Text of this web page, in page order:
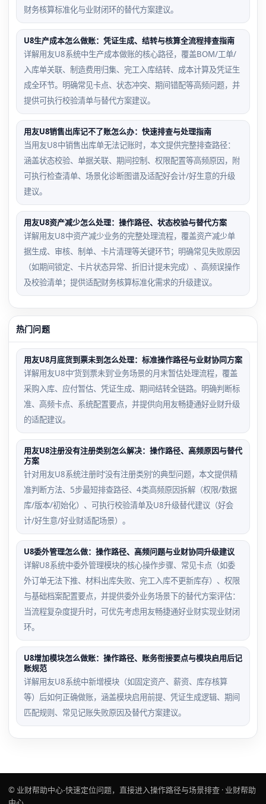
财务核算标准化与业财闭环的替代方案建议。
U8生产成本怎么做账：凭证生成、结转与核算全流程排查指南
详解用友U8系统中生产成本做账的核心路径，覆盖BOM/工单/
入库单关联、制造费用归集、完工入库结转、成本计算及凭证生
成全环节。明确常见卡点、状态冲突、期间错配等高频问题，并
提供可执行校验清单与替代方案建议。
用友U8销售出库记不了账怎么办：快速排查与处理指南
当用友U8中销售出库单无法记账时，本文提供完整排查路径：
涵盖状态校验、单据关联、期间控制、权限配置等高频原因，附
可执行检查清单、场景化诊断图谱及适配好会计/好生意的升级
建议。
用友U8资产减少怎么处理：操作路径、状态校验与替代方案
详解用友U8中资产减少业务的完整处理流程，覆盖资产减少单
据生成、审核、制单、卡片清理等关键环节；明确常见失败原因
（如期间锁定、卡片状态异常、折旧计提未完成）、高频误操作
及校验清单；提供适配财务核算标准化需求的升级建议。
热门问题
用友U8月底货到票未到怎么处理：标准操作路径与业财协同方案
详解用友U8中‘货到票未到’业务场景的月末暂估处理流程，覆盖
采购入库、应付暂估、凭证生成、期间结转全链路。明确判断标
准、高频卡点、系统配置要点，并提供向用友畅捷通好业财升级
的适配建议。
用友U8注册没有注册类别怎么解决：操作路径、高频原因与替代
方案
针对用友U8系统注册时‘没有注册类别’的典型问题，本文提供精
准判断方法、5步最短排查路径、4类高频原因拆解（权限/数据
库/版本/初始化）、可执行校验清单及U8升级替代建议（好会
计/好生意/好业财适配场景）。
U8委外管理怎么做：操作路径、高频问题与业财协同升级建议
详解U8系统中委外管理模块的核心操作步骤、常见卡点（如委
外订单无法下推、材料出库失败、完工入库不更新库存）、权限
与基础档案配置要点，并提供委外业务场景下的替代方案评估：
当流程复杂度提升时，可优先考虑用友畅捷通好业财实现业财闭
环。
U8增加模块怎么做账：操作路径、账务衔接要点与模块启用后记
账规范
详解用友U8系统中新增模块（如固定资产、薪资、库存核算
等）后如何正确做账，涵盖模块启用前提、凭证生成逻辑、期间
匹配规则、常见记账失败原因及替代方案建议。
© 业财帮助中心-快速定位问题，直接进入操作路径与场景排查 · 业财帮助